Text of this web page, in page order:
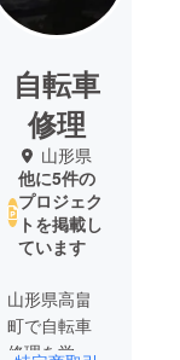
自転車
修理
山形県
他に5件の
プロジェク
トを掲載し
ています
山形県高畠
町で自転車
修理を学ば